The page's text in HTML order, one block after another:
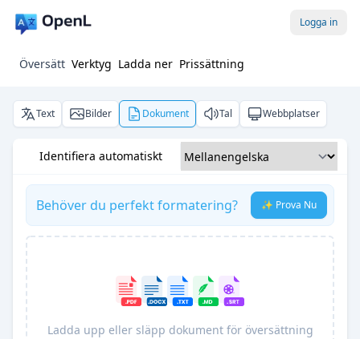
Logga in
Översätt Verktyg Ladda ner Prissättning
Text Bilder Dokument Tal Webbplatser
Identifiera automatiskt
Behöver du perfekt formatering? ✨ Prova Nu
Ladda upp eller släpp dokument för översättning